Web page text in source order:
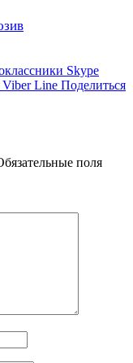
Skype
Viber Line Поделиться
поля